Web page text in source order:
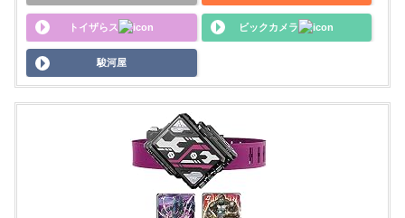
トイザらス ビックカメラ
駿河屋